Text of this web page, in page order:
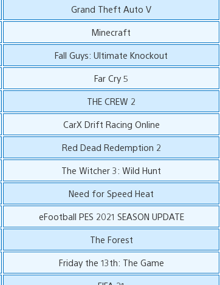
Grand Theft Auto V
Minecraft
Fall Guys: Ultimate Knockout
Far Cry 5
THE CREW 2
CarX Drift Racing Online
Red Dead Redemption 2
The Witcher 3: Wild Hunt
Need for Speed Heat
eFootball PES 2021 SEASON UPDATE
The Forest
Friday the 13th: The Game